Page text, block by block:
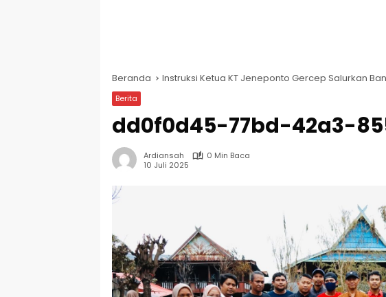
Beranda Instruksi Ketua KT Jeneponto Gercep Salurkan
Berita
dd0f0d45-77bd-42a3-
Ardiansah
0 Min Baca
10 Juli 2025